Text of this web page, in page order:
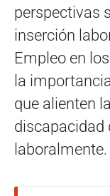
perspectivas
inserción
Empleo en
la
que alienten
discapacidad
laboralmente.